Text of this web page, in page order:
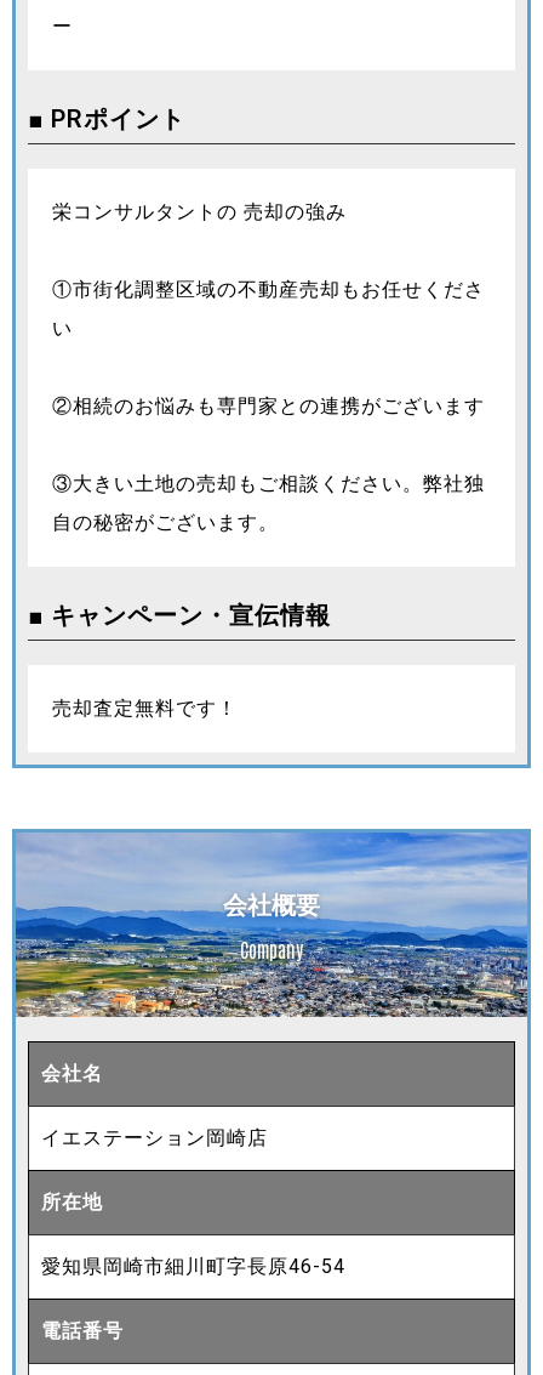
ー
■ PRポイント
栄コンサルタントの 売却の強み
①市街化調整区域の不動産売却もお任せくださ
い
②相続のお悩みも専門家との連携がございます
③大きい土地の売却もご相談ください。弊社独
自の秘密がございます。
■ キャンペーン・宣伝情報
売却査定無料です！
会社概要
Company
会社名
イエステーション岡崎店
所在地
愛知県岡崎市細川町字長原46-54
電話番号